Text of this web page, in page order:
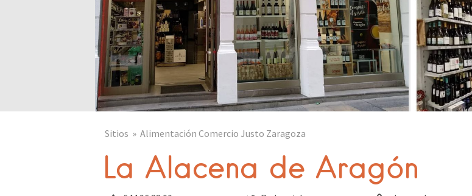
Actur Zaragoza
La Almozara Zaragoza
Las Fuentes Zaragoza
Santa Isabel Zaragoza
Barrios rurales Zaragoza
Sitios Alimentación Comercio Justo Zaragoza
La Alacena de Aragón